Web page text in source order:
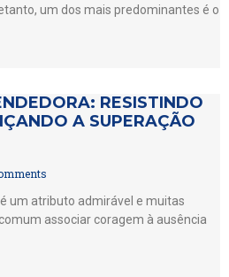
um dos mais predominantes é o
RESISTINDO
A SUPERAÇÃO
um atributo admirável e muitas
associar coragem à ausência